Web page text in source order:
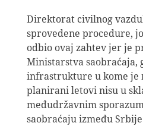
Direktorat civilnog
sprovedene procedure,
odbio ovaj zahtev jer je
Ministarstva saobraćaja,
infrastrukture u kome je
planirani letovi nisu u
međudržavnim
saobraćaju između